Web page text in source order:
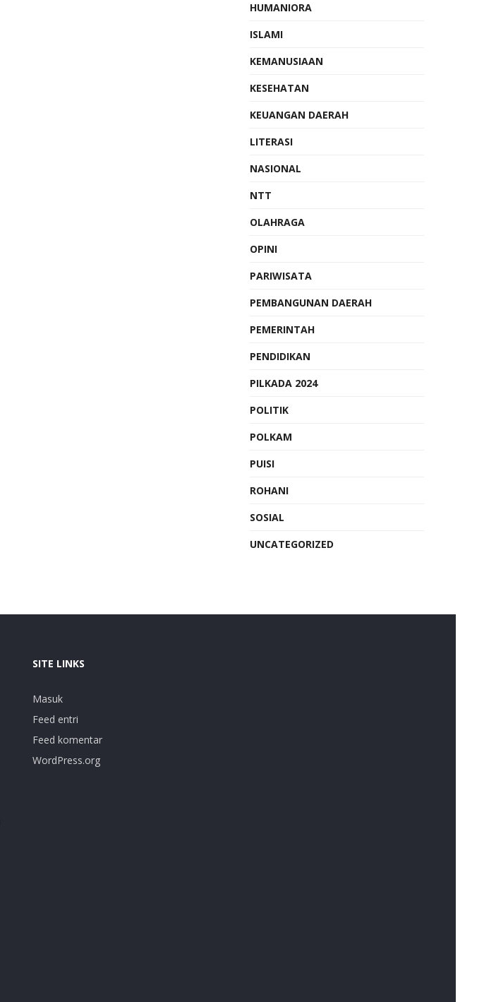
HUMANIORA
ISLAMI
KEMANUSIAAN
KESEHATAN
KEUANGAN DAERAH
LITERASI
NASIONAL
NTT
OLAHRAGA
OPINI
PARIWISATA
PEMBANGUNAN DAERAH
PEMERINTAH
PENDIDIKAN
PILKADA 2024
POLITIK
POLKAM
PUISI
ROHANI
SOSIAL
UNCATEGORIZED
SITE LINKS
Masuk
Feed entri
Feed komentar
WordPress.org